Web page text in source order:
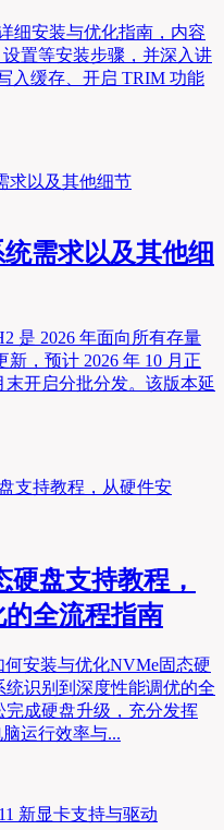
细安装与优化指南，内容
置等安装步骤，并深入讲
入缓存、开启 TRIM 功能
需求以及其他细
是 2026 年面向所有存量
新，预计 2026 年 10 月正
开启分批分发。该版本延
硬盘支持教程，
全流程指南
何安装与优化NVMe固态硬
识别到深度性能调优的全
成硬盘升级，充分发挥
运行效率与...